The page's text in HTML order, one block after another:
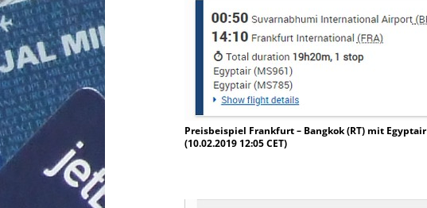
Preisbeispiel Frankfurt – Bangkok (RT) mit Egyptair
(10.02.2019 12:05 CET)